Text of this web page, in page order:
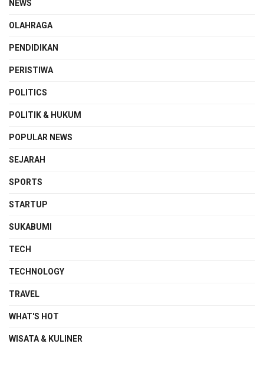
NEWS
OLAHRAGA
PENDIDIKAN
PERISTIWA
POLITICS
POLITIK & HUKUM
POPULAR NEWS
SEJARAH
SPORTS
STARTUP
SUKABUMI
TECH
TECHNOLOGY
TRAVEL
WHAT'S HOT
WISATA & KULINER